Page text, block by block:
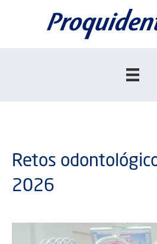
Buscar:
Retos
2026